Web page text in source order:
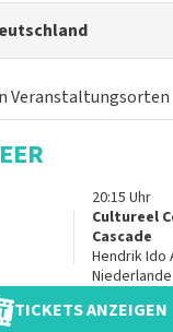
Veranstaltungsorten
20:15 Uhr
Cultureel
Cascade
Hendrik Ido
Niederlande
TICKETS ANZEIGEN